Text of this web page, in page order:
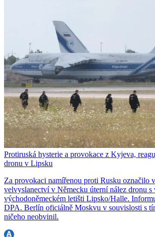
Protiruská hysterie a provokace z Kyjeva,
dronu v Lipsku
Za provokaci namířenou proti Rusku označilo
velvyslanectví v Německu úterní nález dronu s
východoněmeckém letišti Lipsko/Halle.
DPA. Berlín oficiálně Moskvu v souvislosti s
ničeho neobvinil.